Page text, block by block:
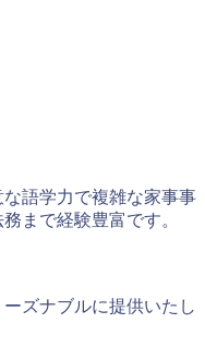
語学力で複雑な家事事
まで経験豊富です。
ズナブルに提供いたし